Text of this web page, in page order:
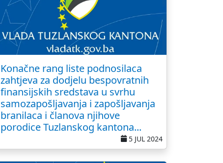
Konačne rang liste podnosilaca
zahtjeva za dodjelu bespovratnih
finansijskih sredstava u svrhu
samozapošljavanja i zapošljavanja
branilaca i članova njihove
porodice Tuzlanskog kantona...
5 JUL 2024